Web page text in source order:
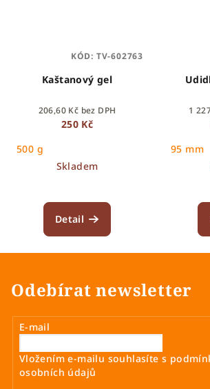
Kaštanový gel
206,60 Kč bez DPH
250 Kč
500 g
Skladem
Detail
KÓD: TV-602763
1
95 mm
Odebírat newsletter
E-mail
Vložením e-mailu souhlasíte s
osobních údajů